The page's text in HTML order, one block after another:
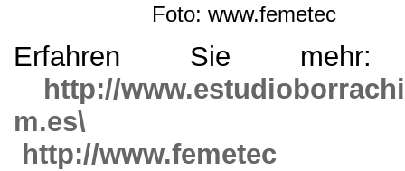
Foto: www.femetec
Erfahren Sie
http://
m.es\
http://www.femetec